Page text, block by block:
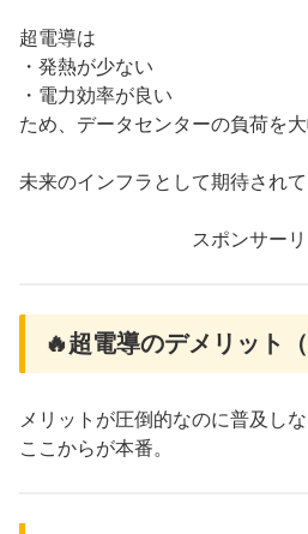
超電導は
・発熱が少ない
・電力効率が良い
ため、データセンターの負荷を
未来のインフラとして期待されて
スポンサー
🔥超電導のデメリット（
メリットが圧倒的なのに普及しな
ここからが本番。